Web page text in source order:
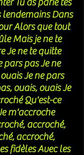
lendemains Dans
Alors que tout
Mais je ne te
Je ne te quitte
pars pas Je ne
Je ne pars
ouais, ouais Je
Qu'est-ce
m'accroche
accroché,
accroché,
fidèles Avec les